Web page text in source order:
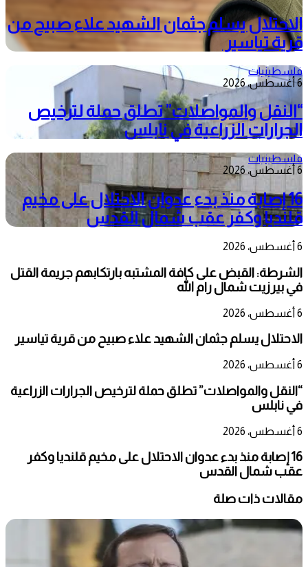
الاحتلال يسلم جثمان الشهيد علاء صبيح من
قرية تياسير
فلسطينيات
6 أغسطس، 2026
“النقل والمواصلات” تطلق حملة لترخيص
الجرارات الزراعية في نابلس
فلسطينيات
6 أغسطس، 2026
16 إصابة منذ بدء عدوان الاحتلال على مخيم
قلنديا وكفر عقب شمال القدس
6 أغسطس، 2026
الشرطة: القبض على كافة المشتبه بارتكابهم جريمة القتل
في بيرزيت شمال رام الله
6 أغسطس، 2026
الاحتلال يسلم جثمان الشهيد علاء صبيح من قرية تياسير
6 أغسطس، 2026
“النقل والمواصلات” تطلق حملة لترخيص الجرارات الزراعية
في نابلس
6 أغسطس، 2026
16 إصابة منذ بدء عدوان الاحتلال على مخيم قلنديا وكفر
عقب شمال القدس
مقالات ذات صلة